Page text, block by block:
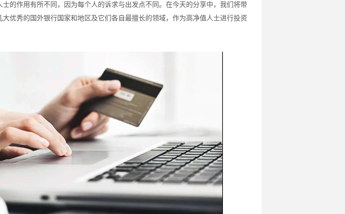
的作用有所不同，因为每个人的诉求与出发点不同。在今天的分享中，我们将带
优秀的国外银行国家和地区及它们各自最擅长的领域，作为高净值人士进行投资